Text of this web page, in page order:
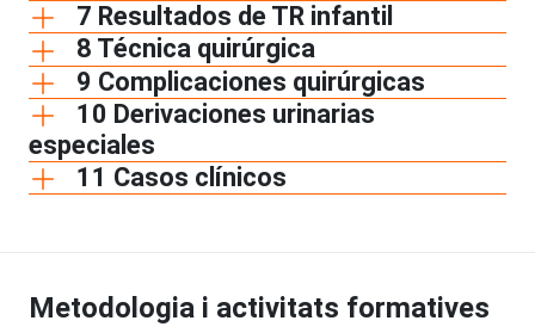
7 Resultados de TR infantil
8 Técnica quirúrgica
9 Complicaciones quirúrgicas
10 Derivaciones urinarias
especiales
11 Casos clínicos
Metodologia i activitats formatives